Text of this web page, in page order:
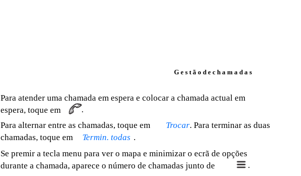
G e s t ã o d e c h a m a d a s
Para atender uma chamada em espera e colocar a chamada actual em
espera, toque em
.
Para alternar entre as chamadas, toque em
Trocar. Para terminar as duas
chamadas, toque em
Termin. todas .
Se premir a tecla menu para ver o mapa e minimizar o ecrã de opções
durante a chamada, aparece o número de chamadas junto de
.